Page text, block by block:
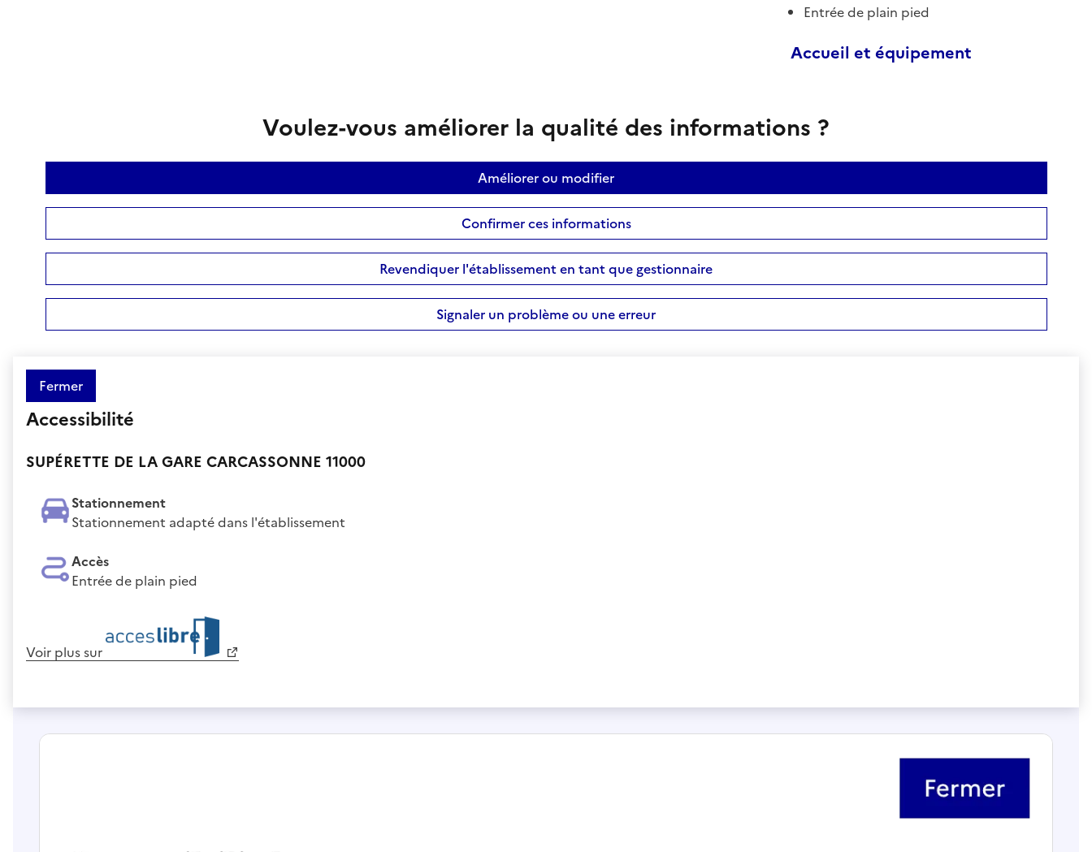
Entrée de plain pied
Accueil et équipement
Voulez-vous améliorer la qualité des informations ?
Améliorer ou modifier
Confirmer ces informations
Revendiquer l'établissement en tant que gestionnaire
Signaler un problème ou une erreur
Fermer
Accessibilité
SUPÉRETTE DE LA GARE CARCASSONNE 11000
Stationnement
Stationnement adapté dans l'établissement
Accès
Entrée de plain pied
Voir plus sur